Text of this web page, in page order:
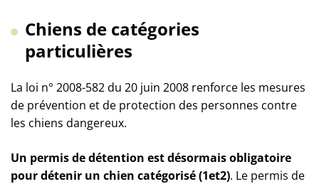
Chiens de catégories
particulières
La loi n° 2008-582 du 20 juin 2008 renforce les mesures
de prévention et de protection des personnes contre
les chiens dangereux.
Un permis de détention est désormais obligatoire
pour détenir un chien catégorisé (1et2). Le permis de